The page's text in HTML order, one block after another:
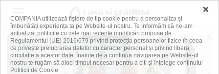
×
COMPANIA utilizează fişiere de tip cookie pentru a personaliza și
îmbunătăți experiența ta pe Website-ul nostru. Te informăm că ne-am
actualizat politicile cu cele mai recente modificări propuse de
Regulamentul (UE) 2016/679 privind protecția persoanelor fizice în ceea
ce privește prelucrarea datelor cu caracter personal și privind libera
circulație a acestor date. Înainte de a continua navigarea pe Website-ul
nostru te rugăm să aloci timpul necesar pentru a citi și înțelege conținutul
Politicii de Cookie.